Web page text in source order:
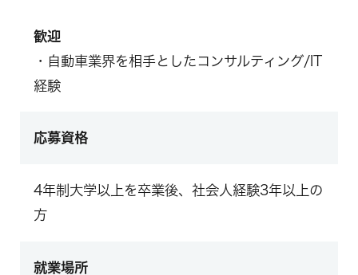
歓迎
・自動車業界を相手としたコンサルティング/IT
経験
応募資格
4年制大学以上を卒業後、社会人経験3年以上の
方
就業場所